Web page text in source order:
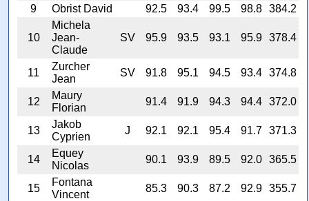
9
Obrist David 92.5 93.4 99.5 98.8 384.2
10
Michela
Jean-
Claude
SV 95.9 93.5 93.1 95.9 378.4
11
Zurcher
Jean
SV 91.8 95.1 94.5 93.4 374.8
12
Maury
Florian
91.4 91.9 94.3 94.4 372.0
13
Jakob
Cyprien
J 92.1 92.1 95.4 91.7 371.3
14
Equey
Nicolas
90.1 93.9 89.5 92.0 365.5
15
Fontana
Vincent
85.3 90.3 87.2 92.9 355.7